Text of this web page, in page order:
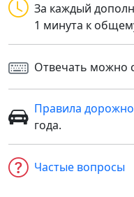
За каждый
1 минута к
Отвечать можно
Правила
года.
Частые вопросы